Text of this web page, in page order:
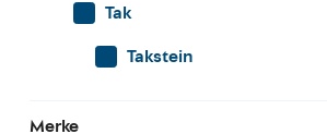
Tak
Takstein
Merke